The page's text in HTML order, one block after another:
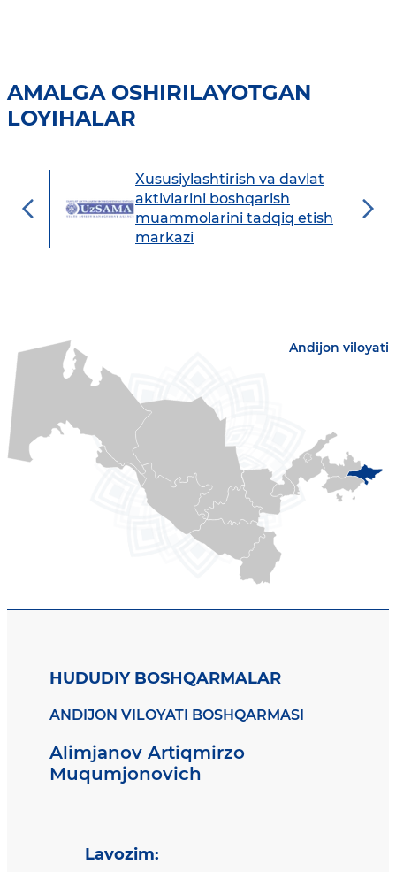
AMALGA OSHIRILAYOTGAN
LOYIHALAR
Xususiylashtirish va davlat
aktivlarini boshqarish
muammolarini tadqiq etish
markazi
Andijon viloyati
HUDUDIY BOSHQARMALAR
ANDIJON VILOYATI BOSHQARMASI
Alimjanov Artiqmirzo
Muqumjonovich
Lavozim: